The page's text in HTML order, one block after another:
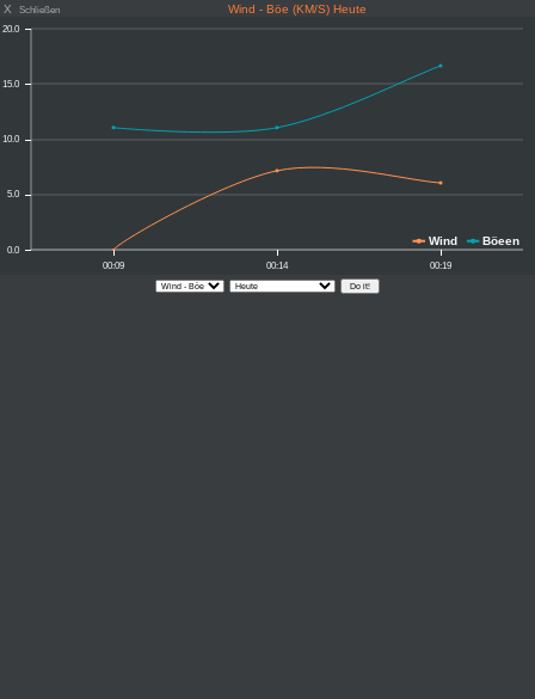
X Schließen Wind - Böe (KM/S) Heute